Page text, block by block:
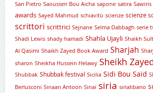
San Pietro Saoussen Bou Aicha sapone satira Sawiris
awards Sayed Mahmud schiavitù scienze scienze
scrittori scrittrici Sejnane Selma Dabbagh serie
Shadi Lewis shady hamadi Shahla Ujayli Shaikh
Al Qasimi Shaikh Zayed Book Award Sharjah
sharon Sheikha Hussein Helawy Sheikh
Shubbak Shubbak festival Sicilia Sidi Bou Saïd
Berlusconi Sinaan Antoon Sinai siria sirialibano